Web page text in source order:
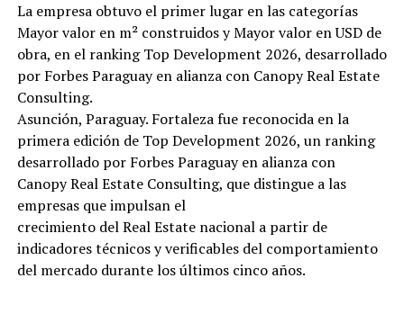
La empresa obtuvo el primer lugar en las categorías
Mayor valor en m² construidos y Mayor valor en USD de
obra, en el ranking Top Development 2026, desarrollado
por Forbes Paraguay en alianza con Canopy Real Estate
Consulting.
Asunción, Paraguay. Fortaleza fue reconocida en la
primera edición de Top Development 2026, un ranking
desarrollado por Forbes Paraguay en alianza con
Canopy Real Estate Consulting, que distingue a las
empresas que impulsan el
crecimiento del Real Estate nacional a partir de
indicadores técnicos y verificables del comportamiento
del mercado durante los últimos cinco años.